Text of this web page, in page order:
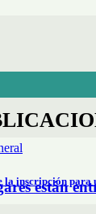
la inscripción para
están